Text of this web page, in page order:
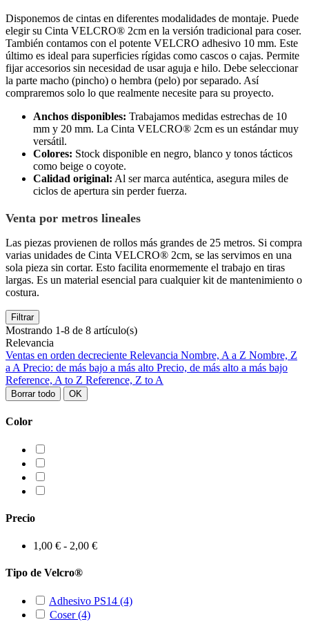
Disponemos de cintas en diferentes modalidades de montaje. Puede
elegir su Cinta VELCRO® 2cm en la versión tradicional para coser.
También contamos con el potente VELCRO adhesivo 10 mm. Este
último es ideal para superficies rígidas como cascos o cajas. Permite
fijar accesorios sin necesidad de usar aguja e hilo. Debe seleccionar
la parte macho (pincho) o hembra (pelo) por separado. Así
compraremos solo lo que realmente necesite para su proyecto.
Anchos disponibles: Trabajamos medidas estrechas de 10
mm y 20 mm. La Cinta VELCRO® 2cm es un estándar muy
versátil.
Colores: Stock disponible en negro, blanco y tonos tácticos
como beige o coyote.
Calidad original: Al ser marca auténtica, asegura miles de
ciclos de apertura sin perder fuerza.
Venta por metros lineales
Las piezas provienen de rollos más grandes de 25 metros. Si compra
varias unidades de Cinta VELCRO® 2cm, se las servimos en una
sola pieza sin cortar. Esto facilita enormemente el trabajo en tiras
largas. Es un material esencial para cualquier kit de mantenimiento o
costura.
Filtrar
Mostrando 1-8 de 8 artículo(s)
Relevancia
Ventas en orden decreciente Relevancia Nombre, A a Z Nombre, Z
a A Precio: de más bajo a más alto Precio, de más alto a más bajo
Reference, A to Z Reference, Z to A
Borrar todo OK
Color
Precio
1,00 € - 2,00 €
Tipo de Velcro®
Adhesivo PS14 (4)
Coser(4)